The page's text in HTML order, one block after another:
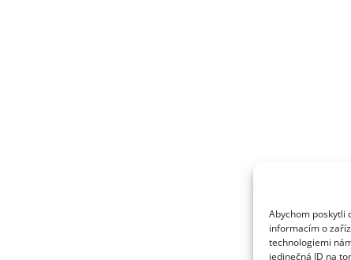
Abychom poskytli
informacím o
technologiemi
jedinečná ID na